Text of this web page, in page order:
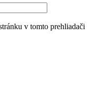
v tomto prehliadači